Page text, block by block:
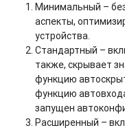
Минимальный –
аспекты,
устройства.
Стандартный –
также, скрывает
функцию
функцию
запущен
Расширенный –